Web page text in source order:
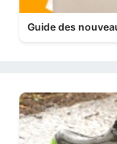
Guide des